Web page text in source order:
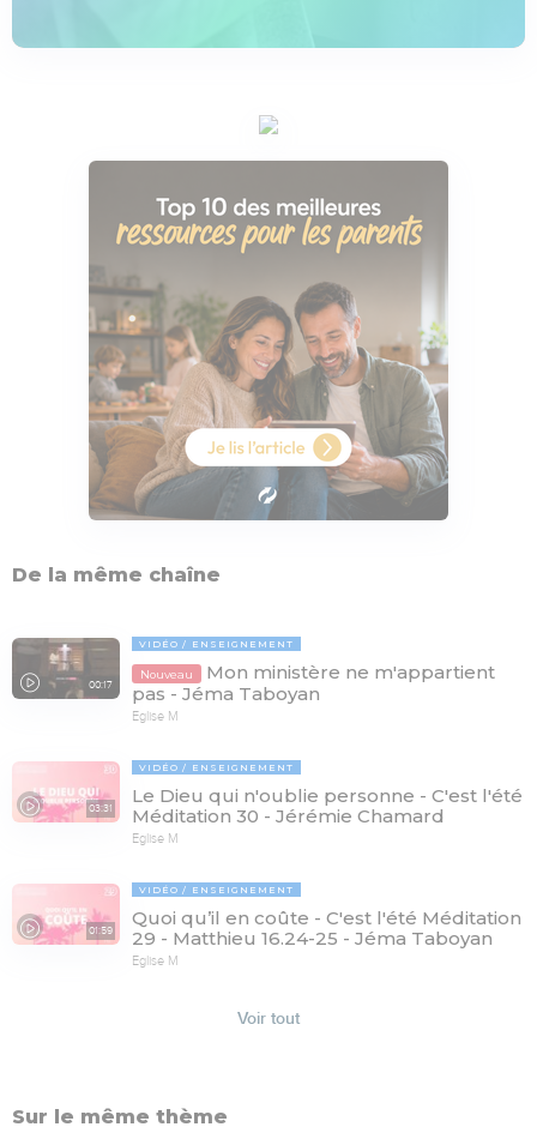
De la même chaîne
00:17
VIDÉO ENSEIGNEMENT
Nouveau
Mon ministère ne m'appartient
pas - Jéma Taboyan
Eglise M
03:31
VIDÉO ENSEIGNEMENT
Le Dieu qui n'oublie personne - C'est l'été
Méditation 30 - Jérémie Chamard
Eglise M
01:59
VIDÉO ENSEIGNEMENT
Quoi qu’il en coûte - C'est l'été Méditation
29 - Matthieu 16.24-25 - Jéma Taboyan
Eglise M
Voir tout
Sur le même thème